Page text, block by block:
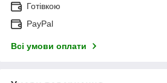
Готівкою
PayPal
Всі умови оплати